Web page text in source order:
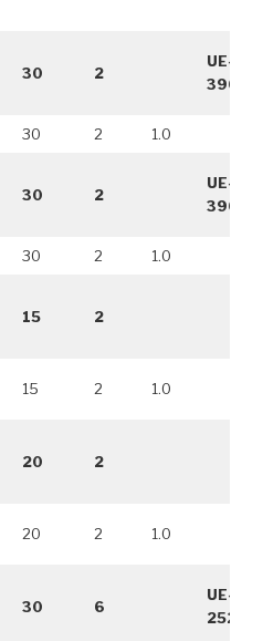
30 2
UE-
3966
30 2 1.0
30 2
UE-
3966
30 2 1.0
15 2
15 2 1.0
20 2
20 2 1.0
30 6
UE-
2520